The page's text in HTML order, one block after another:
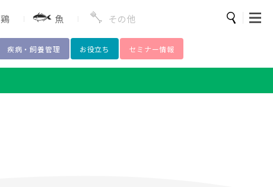
鶏 魚 その他
疾病・飼養管理 お役立ち セミナー情報